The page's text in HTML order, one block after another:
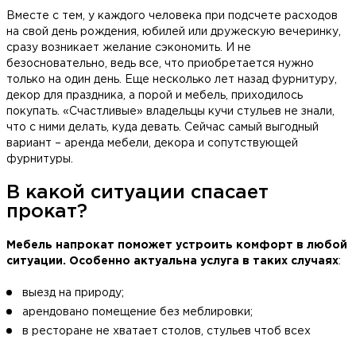
Вместе с тем, у каждого человека при подсчете расходов
на свой день рождения, юбилей или дружескую вечеринку,
сразу возникает желание сэкономить. И не
безосновательно, ведь все, что приобретается нужно
только на один день. Еще несколько лет назад фурнитуру,
декор для праздника, а порой и мебель, приходилось
покупать. «Счастливые» владельцы кучи стульев не знали,
что с ними делать, куда девать. Сейчас самый выгодный
вариант – аренда мебели, декора и сопутствующей
фурнитуры.
В какой ситуации спасает
прокат?
Мебель напрокат поможет устроить комфорт в любой
ситуации. Особенно актуальна услуга в таких случаях:
выезд на природу;
арендовано помещение без меблировки;
в ресторане не хватает столов, стульев чтоб всех